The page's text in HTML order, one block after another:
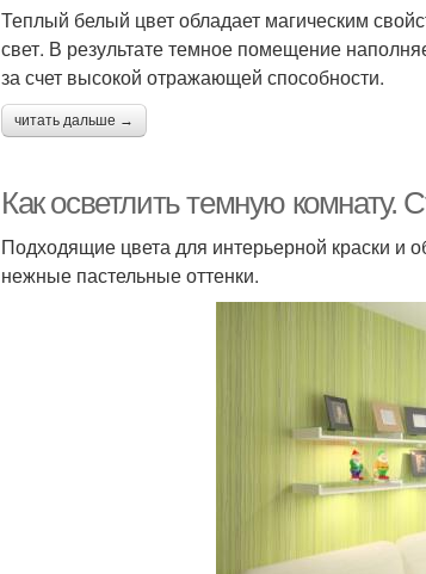
Теплый белый цвет обладает магическим
свет. В результате темное помещение
за счет высокой отражающей способности.
читать дальше →
Как осветлить темную комнату.
Подходящие цвета для интерьерной краски и
нежные пастельные оттенки.